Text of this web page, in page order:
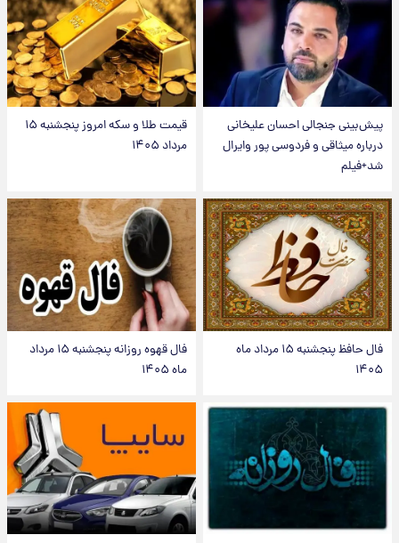
پیش‌بینی جنجالی احسان علیخانی
درباره میثاقی و فردوسی پور وایرال
شد+فیلم
قیمت طلا و سکه امروز پنجشنبه ۱۵
مرداد ۱۴۰۵
فال حافظ پنجشنبه ۱۵ مرداد ماه
۱۴۰۵
فال قهوه روزانه پنجشنبه ۱۵ مرداد
ماه ۱۴۰۵